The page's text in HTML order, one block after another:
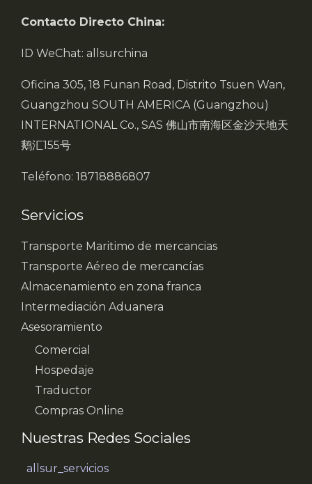
Contacto Directo China:
ID WeChat: allsurchina
Oficina 305, 18 Funan Road, Distrito Tsuen Wan,
Guangzhou SOUTH AMERICA (Guangzhou)
INTERNATIONAL Co., SAS 佛山市南海区金沙天地天
鹅汇155号
Teléfono: 18718886807
Servicios
Transporte Maritimo de mercancias
Transporte Aéreo de mercancías
Almacenamiento en zona franca
Intermediación Aduanera
Asesoramiento
Comercial
Hospedaje
Traductor
Compras Online
Nuestras Redes Sociales
allsur_servicios